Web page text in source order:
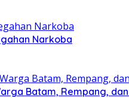
Narkoba
Batam, Rempang,